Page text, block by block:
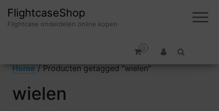
FlightcaseShop
Flightcase onderdelen online kopen
0
Home / Producten getagged “wielen”
wielen